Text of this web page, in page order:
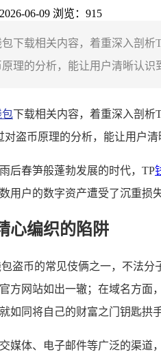
2026-06-09 浏览：915
下载相关内容，着重深入剖
理的分析，能让用户清晰认
包下载相关内容，着重深入剖析
对盗币原理的分析，能让用户
后春笋般蓬勃发展的时代，TP
用户的数字资产遭受了沉重损
心编织的陷阱
盗币的常见伎俩之一，不法
方网站如出一辙；在域名方面
如同将自己的财富之门钥匙拱
媒体、电子邮件等广泛的渠道